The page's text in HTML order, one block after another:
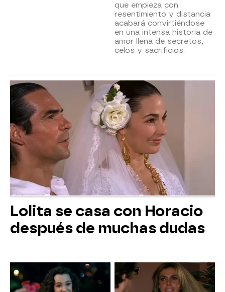
que empieza con
resentimiento y distancia
acabará convirtiéndose
en una intensa historia de
amor llena de secretos,
celos y sacrificios.
Lolita se casa con Horacio
después de muchas dudas